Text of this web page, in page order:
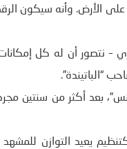
على الأرض. وأنه سيكون
أن له كل إمكانات
“الباتيندة”.
بعد أكثر من سنتين
يعيد التوازن للمشهد